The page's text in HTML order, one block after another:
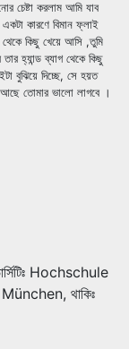
চেষ্টা করলাম আমি যাব
কারণে বিমান ফ্লাই
কিছু খেয়ে আসি ,তুমি
হ্যান্ড ব্যাগ থেকে কিছু
বুঝিয়ে দিচ্ছে, সে হয়ত
তোমার ভালো লাগবে ।
Hochschule
থাকিঃ